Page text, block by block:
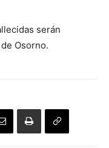
serán
Osorno.